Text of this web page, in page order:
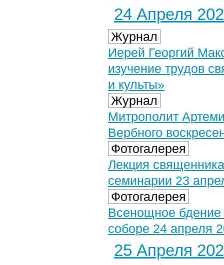
24 Апреля
Журнал
Иерей Георгий
изучение трудов
и культы»
Журнал
Митрополит
Вербного
Фотогалерея
Лекция
семинарии 23
Фотогалерея
Всенощное
соборе 24 апреля
25 Апреля